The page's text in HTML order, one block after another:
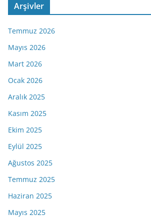
Arşivler
Temmuz 2026
Mayıs 2026
Mart 2026
Ocak 2026
Aralık 2025
Kasım 2025
Ekim 2025
Eylül 2025
Ağustos 2025
Temmuz 2025
Haziran 2025
Mayıs 2025